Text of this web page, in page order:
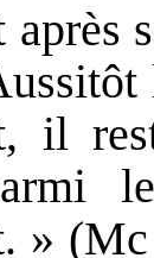
après
il
»